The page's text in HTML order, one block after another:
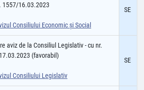
1557/16.03.2023
Consiliului Economic şi Social
SE
aviz de la Consiliul Legislativ - cu nr.
(favorabil)
Consiliului Legislativ
SE